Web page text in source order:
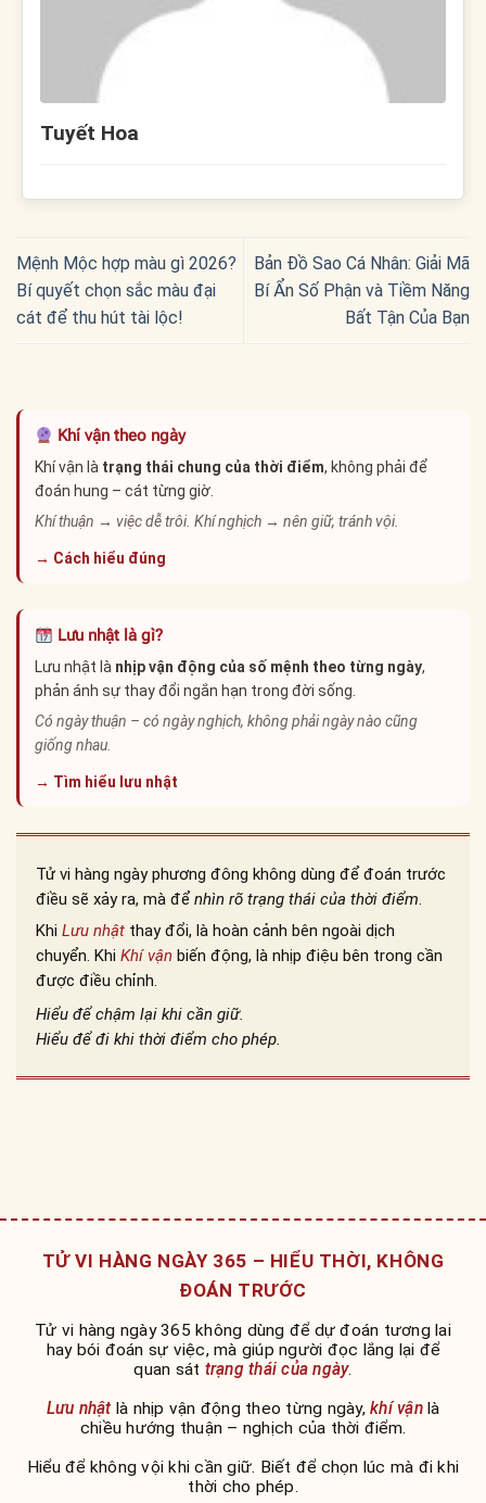
Tuyết Hoa
Mệnh Mộc hợp màu gì 2026?
Bí quyết chọn sắc màu đại
cát để thu hút tài lộc!
Bản Đồ Sao Cá Nhân: Giải Mã
Bí Ẩn Số Phận và Tiềm Năng
Bất Tận Của Bạn
Khí vận theo ngày
Khí vận là trạng thái chung của thời điểm, không phải để
đoán hung – cát từng giờ.
Khí thuận → việc dễ trôi. Khí nghịch → nên giữ, tránh vội.
→ Cách hiểu đúng
Lưu nhật là gì?
Lưu nhật là nhịp vận động của số mệnh theo từng ngày,
phản ánh sự thay đổi ngắn hạn trong đời sống.
Có ngày thuận – có ngày nghịch, không phải ngày nào cũng
giống nhau.
→ Tìm hiểu lưu nhật
Tử vi hàng ngày phương đông không dùng để đoán trước
điều sẽ xảy ra, mà đểnhìn rõ trạng thái của thời điểm.
Khi Lưu nhật thay đổi, là hoàn cảnh bên ngoài dịch
chuyển. Khi Khí vận biến động, là nhịp điệu bên trong cần
được điều chỉnh.
Hiểu để chậm lại khi cần giữ.
Hiểu để đi khi thời điểm cho phép.
TỬ VI HÀNG NGÀY 365 – HIỂU THỜI, KHÔNG
ĐOÁN TRƯỚC
Tử vi hàng ngày 365 không dùng để dự đoán tương lai
hay bói đoán sự việc, mà giúp người đọc lắng lại để
quan sát trạng thái của ngày.
Lưu nhậtlà nhịp vận động theo từng ngày, khí vậnlà
chiều hướng thuận – nghịch của thời điểm.
Hiểu để không vội khi cần giữ. Biết để chọn lúc mà đi khi
thời cho phép.